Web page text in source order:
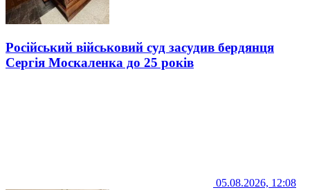
Російський військовий суд засудив бердянця
Сергія Москаленка до 25 років
05.08.2026, 12:08